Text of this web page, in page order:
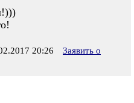
20:26
Заявить о